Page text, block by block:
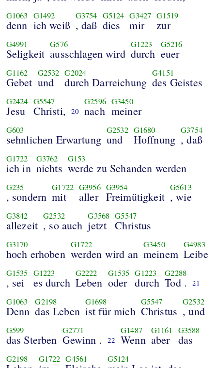
G1063
denn
G1492
ich weiß
G3754
, daß
G5124
dies
G3427
mir
G1519
zur
G4991
Seligkeit
G576
ausschlagen wird
G1223
durch
G5216
euer
G1162
Gebet
G2532
und
G2024
durch Darreichung
G4151
des Geistes
G2424
Jesu
G5547
Christi, 20
G2596
nach
G3450
meiner
G603
sehnlichen Erwartung
G2532
und
G1680
Hoffnung
G3754
, daß
G1722
ich in
G3762
nichts
G153
werde zu Schanden werden
G235
, sondern
G1722
mit
G3956
aller
G3954
Freimütigkeit
G5613
, wie
G3842
allezeit
G2532
, so auch
G3568
jetzt
G5547
Christus
G3170
hoch erhoben
G1722
werden wird an
G3450
meinem
G4983
Leibe
G1535
, sei
G1223
es durch
G2222
Leben
G1535
oder
G1223
durch
G2288
Tod . 21
G1063
Denn
G2198
das Leben
G1698
ist für mich
G5547
Christus
G2532
, und
G599
das Sterben
G2771
Gewinn . 22
G1487
Wenn
G1161
aber
G3588
das
G2198 G1722 G4561 G5124